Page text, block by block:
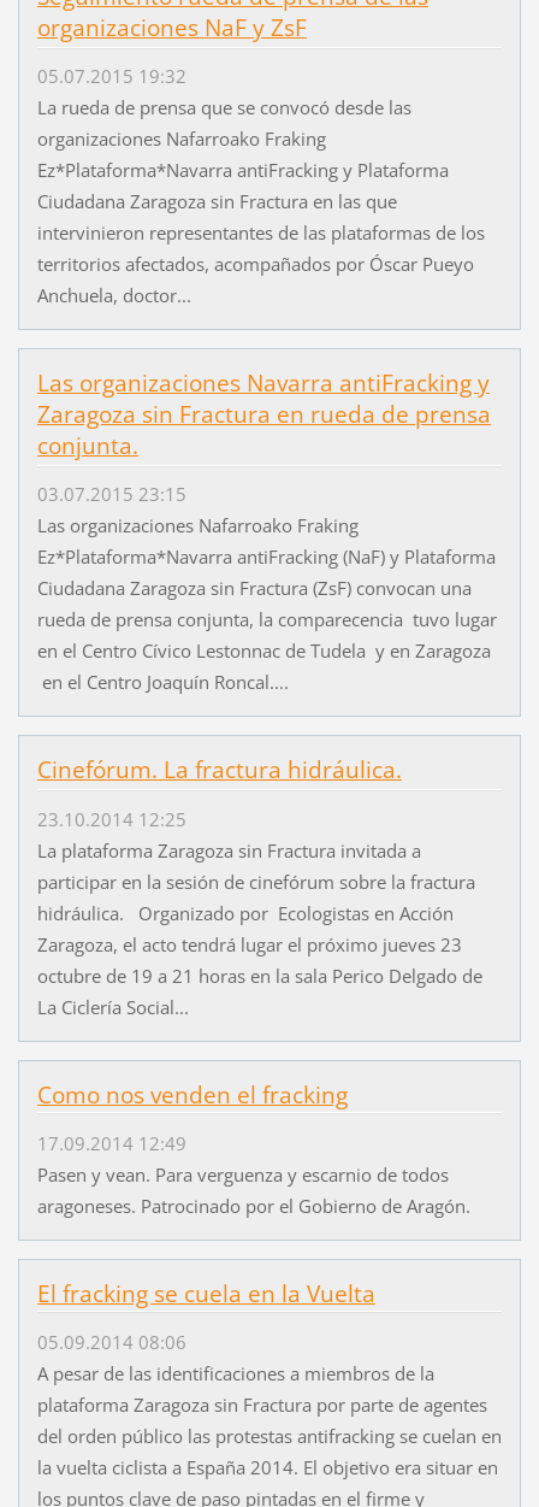
organizaciones NaF y ZsF
05.07.2015 19:32
La rueda de prensa que se convocó desde las
organizaciones Nafarroako Fraking
Ez*Plataforma*Navarra antiFracking y Plataforma
Ciudadana Zaragoza sin Fractura en las que
intervinieron representantes de las plataformas de los
territorios afectados, acompañados por Óscar Pueyo
Anchuela, doctor...
Las organizaciones Navarra antiFracking y
Zaragoza sin Fractura en rueda de prensa
conjunta.
03.07.2015 23:15
Las organizaciones Nafarroako Fraking
Ez*Plataforma*Navarra antiFracking (NaF) y Plataforma
Ciudadana Zaragoza sin Fractura (ZsF) convocan una
rueda de prensa conjunta, la comparecencia tuvo lugar
en el Centro Cívico Lestonnac de Tudela y en Zaragoza
en el Centro Joaquín Roncal....
Cinefórum. La fractura hidráulica.
23.10.2014 12:25
La plataforma Zaragoza sin Fractura invitada a
participar en la sesión de cinefórum sobre la fractura
hidráulica. Organizado por Ecologistas en Acción
Zaragoza, el acto tendrá lugar el próximo jueves 23
octubre de 19 a 21 horas en la sala Perico Delgado de
La Ciclería Social...
Como nos venden el fracking
17.09.2014 12:49
Pasen y vean. Para verguenza y escarnio de todos
aragoneses. Patrocinado por el Gobierno de Aragón.
El fracking se cuela en la Vuelta
05.09.2014 08:06
A pesar de las identificaciones a miembros de la
plataforma Zaragoza sin Fractura por parte de agentes
del orden público las protestas antifracking se cuelan en
la vuelta ciclista a España 2014. El objetivo era situar en
los puntos clave de paso pintadas en el firme y